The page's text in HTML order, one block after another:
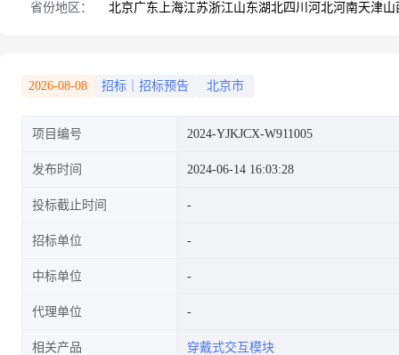
省份地区： 北京广东 上海江苏浙江山东湖北四川 河北河南天津山
2026-08-08 招标｜招标预告 北京市
项目编号 2024-YJKJCX-W911005
发布时间 2024-06-14 16:03:28
投标截止时间
招标单位
中标单位
代理单位
相关产品 穿戴式交互模块